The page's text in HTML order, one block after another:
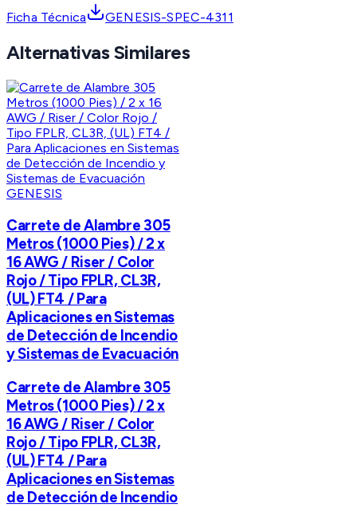
Ficha Técnica GENESIS-SPEC-4311
Alternativas Similares
GENESIS
Carrete de Alambre 305
Metros (1000 Pies) / 2 x
16 AWG / Riser / Color
Rojo / Tipo FPLR, CL3R,
(UL) FT4 / Para
Aplicaciones en Sistemas
de Detección de Incendio
y Sistemas de Evacuación
Carrete de Alambre 305
Metros (1000 Pies) / 2 x
16 AWG / Riser / Color
Rojo / Tipo FPLR, CL3R,
(UL) FT4 / Para
Aplicaciones en Sistemas
de Detección de Incendio